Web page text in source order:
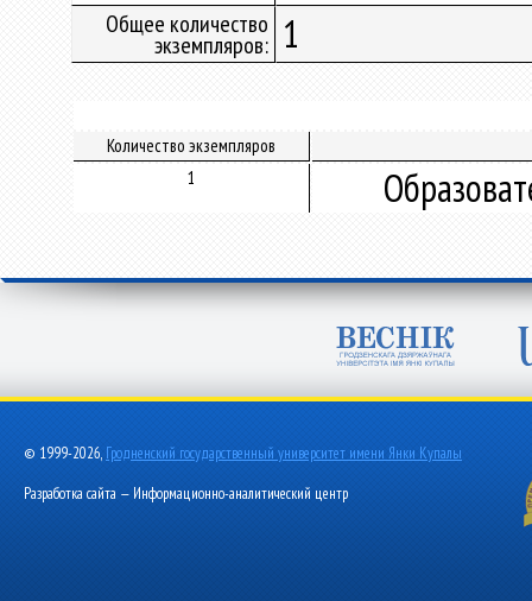
Общее количество
экземпляров: 1
Количество экземпляров
1
© 1999-2026, Гродненский государственный университет имени Янки Купалы
Разработка сайта — Информационно-аналитический центр